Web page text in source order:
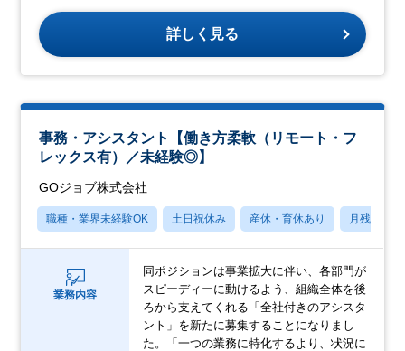
詳しく見る
事務・アシスタント【働き方柔軟（リモート・フ
レックス有）／未経験◎】
GOジョブ株式会社
職種・業界未経験OK 土日祝休み 産休・育休あり 月残業20
業務内容
同ポジションは事業拡大に伴い、各部門が
スピーディーに動けるよう、組織全体を後
ろから支えてくれる「全社付きのアシスタ
ント」を新たに募集することになりまし
た。「一つの業務に特化するより、状況に